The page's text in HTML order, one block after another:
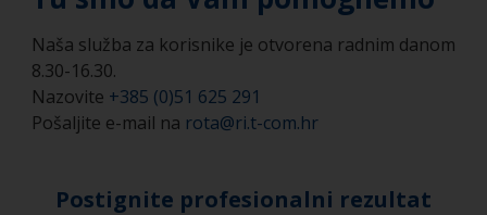
Naša služba za korisnike je otvorena radnim danom
8.30-16.30.
Nazovite +385 (0)51 625 291
Pošaljite e-mail na rota@ri.t-com.hr
Postignite profesionalni rezultat